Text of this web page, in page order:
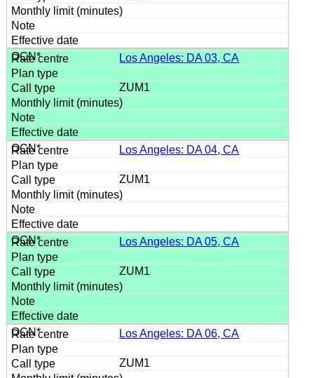
Los Angeles: DA 03, CA
ZUM1
Los Angeles: DA 04, CA
ZUM1
Los Angeles: DA 05, CA
ZUM1
Los Angeles: DA 06, CA
ZUM1